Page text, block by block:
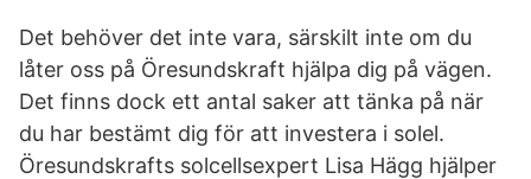
Det behöver det inte vara, särskilt inte om du
låter oss på Öresundskraft hjälpa dig på vägen.
Det finns dock ett antal saker att tänka på när
du har bestämt dig för att investera i solel.
Öresundskrafts solcellsexpert Lisa Hägg hjälper